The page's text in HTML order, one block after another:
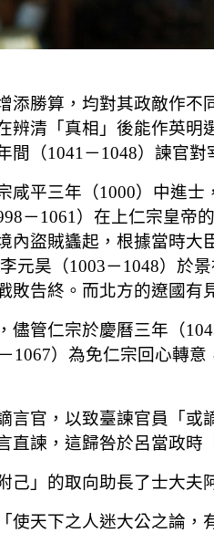
添勝算，均對其政敵作
辨清「真相」後能作英
（1041－1048）諫官
咸平三年（1000）中進
－1061）在上仁宗皇帝
內盜賊蠭起，根據當時
元昊（1003－1048）於
敗告終。而北方的遼國
儘管仁宗於慶曆三年（
1067）為免仁宗回心轉
言官，以致臺諫官員「
直諫，這歸咎於呂當政時
己」的取向助長了士大
使天下之人迷大公之論，